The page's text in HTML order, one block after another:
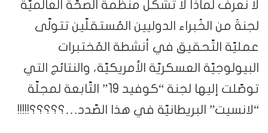
لا نعرف لماذا لا تُشَكِّل منظّمة الصحّة العالميّة
لجنةً من الخُبراء الدوليين المُستقلّين تتولّى
عمليّة التّحقيق في أنشطة المُختبرات
البيولوجيّة العسكريّة الأمريكيّة، والنتائج التي
توصّلت إليها لجنة “كوفيد 19” التّابعة لمجلّة
“لانسيت” البريطانيّة في هذا الصّدد…؟؟؟؟؟!!!!!